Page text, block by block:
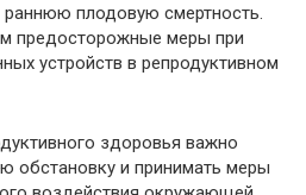
плодовую смертность.
предосторожные меры при
устройств в репродуктивном
здоровья важно
обстановку и принимать меры